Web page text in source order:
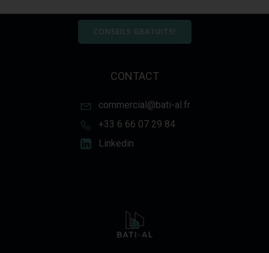
CONSEILS GRATUITS!
CONTACT
commercial@bati-al.fr
+33 6 66 07 29 84
Linkedin